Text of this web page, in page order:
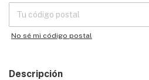
No sé mi código postal
Descripción